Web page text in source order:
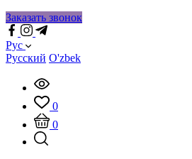
Заказать звонок
Рус
Русский O'zbek
0
0